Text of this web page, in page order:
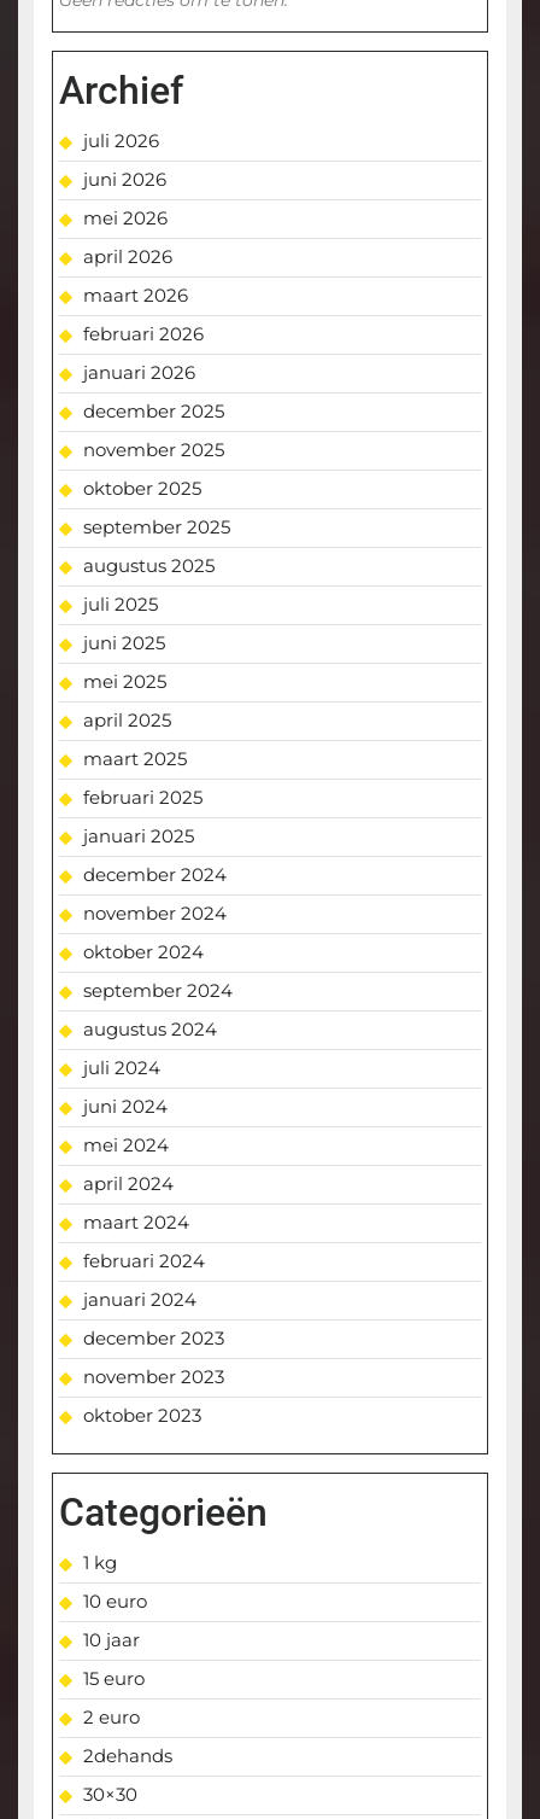
Archief
juli 2026
juni 2026
mei 2026
april 2026
maart 2026
februari 2026
januari 2026
december 2025
november 2025
oktober 2025
september 2025
augustus 2025
juli 2025
juni 2025
mei 2025
april 2025
maart 2025
februari 2025
januari 2025
december 2024
november 2024
oktober 2024
september 2024
augustus 2024
juli 2024
juni 2024
mei 2024
april 2024
maart 2024
februari 2024
januari 2024
december 2023
november 2023
oktober 2023
Categorieën
1 kg
10 euro
10 jaar
15 euro
2 euro
2dehands
30×30